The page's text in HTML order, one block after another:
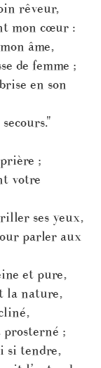
rêveur,
mon cœur :
âme,
de femme ;
en son
;
votre
ses yeux,
parler aux
et pure,
la nature,
;
si tendre,